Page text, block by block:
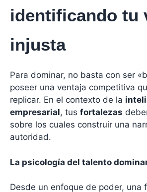
identificando tu
injusta
Para dominar, no basta con ser
poseer una ventaja competitiva
replicar. En el contexto de la
empresarial, tus fortalezas
sobre los cuales construir una
autoridad.
La psicología del talento
Desde un enfoque de poder, una